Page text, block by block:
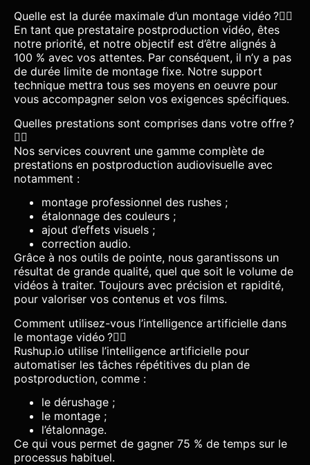
Quelle est la durée maximale d’un montage vidéo ?
En tant que prestataire postproduction vidéo, êtes
notre priorité, et notre objectif est d’être alignés à
100 % avec vos attentes. Par conséquent, il n’y a pas
de durée limite de montage fixe. Notre support
technique mettra tous ses moyens en oeuvre pour
vous accompagner selon vos exigences spécifiques.
Quelles prestations sont comprises dans votre offre ?
Nos services couvrent une gamme complète de
prestations en postproduction audiovisuelle avec
notamment :
montage professionnel des rushes ;
étalonnage des couleurs ;
ajout d’effets visuels ;
correction audio.
Grâce à nos outils de pointe, nous garantissons un
résultat de grande qualité, quel que soit le volume de
vidéos à traiter. Toujours avec précision et rapidité,
pour valoriser vos contenus et vos films.
Comment utilisez-vous l’intelligence artificielle dans
le montage vidéo ?
Rushup.io utilise l’intelligence artificielle pour
automatiser les tâches répétitives du plan de
postproduction, comme :
le dérushage ;
le montage ;
l’étalonnage.
Ce qui vous permet de gagner 75 % de temps sur le
processus habituel.